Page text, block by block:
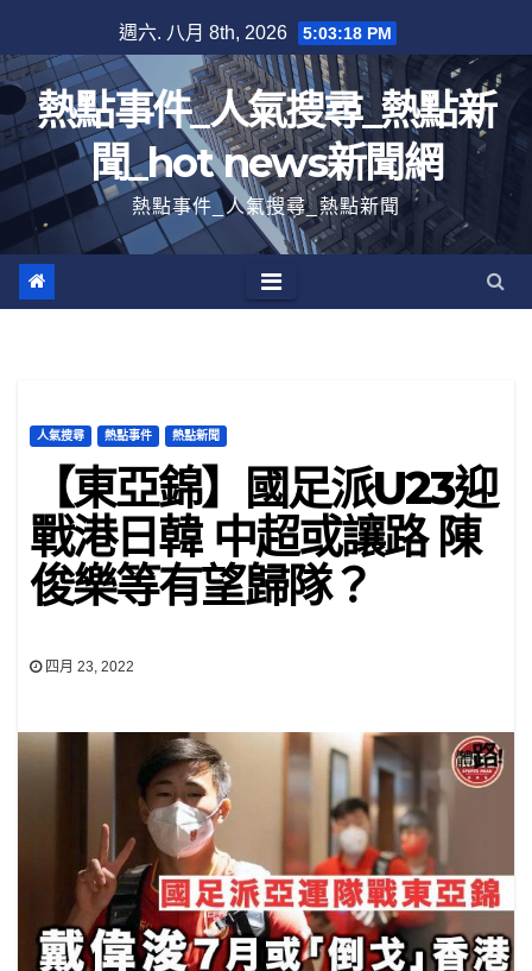
至
內
容
週六. 八月 8th, 2026 5:03:19 PM
熱點事件_人氣搜尋_熱點新
聞_hot news新聞網
熱點事件_人氣搜尋_熱點新聞
人氣搜尋 熱點事件 熱點新聞
【東亞錦】國足派U23迎
戰港日韓 中超或讓路 陳
俊樂等有望歸隊？
四月 23, 2022